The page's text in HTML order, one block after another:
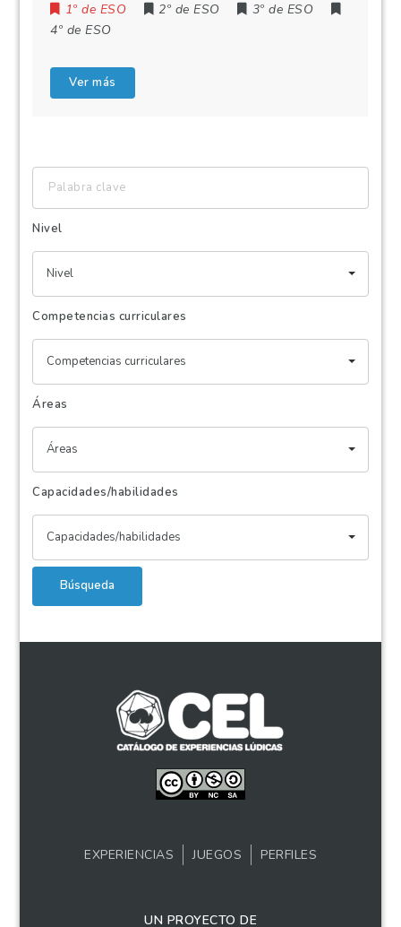
1º de ESO
2º de ESO
3º de ESO
4º de ESO
Ver más
clave
Nivel
Nivel
Competencias curriculares
Competencias curriculares
Áreas
Áreas
Capacidades/habilidades
Capacidades/habilidades
Búsqueda
EXPERIENCIAS JUEGOS PERFILES
UN PROYECTO DE